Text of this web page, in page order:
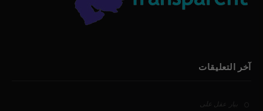
آخر التعليقات
بيار عقل على